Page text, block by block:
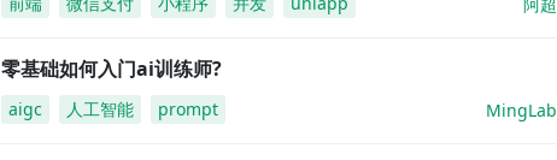
零基础如何入门ai训练师?
aigc 人工智能 prompt MingLab